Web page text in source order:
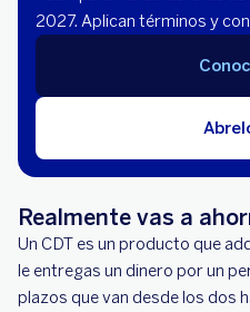
2027. Aplican términos y
Realmente vas a
Un CDT es un producto que
le entregas un dinero por un
plazos que van desde los dos